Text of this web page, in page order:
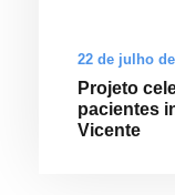
22 de julho
Projeto
pacientes
Vicente